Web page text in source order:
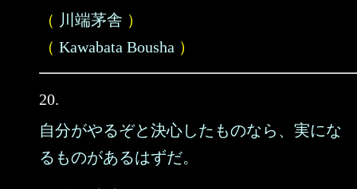
（ 川端茅舎 ）
（ Kawabata Bousha ）
20.
自分がやるぞと決心したものなら、実にな
るものがあるはずだ。